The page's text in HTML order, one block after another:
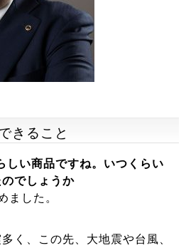
きること
い商品ですね。いつくらい
でしょうか
ました。
く、この先、大地震や台風、